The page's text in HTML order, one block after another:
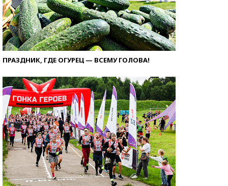
ПРАЗДНИК, ГДЕ ОГУРЕЦ — ВСЕМУ ГОЛОВА!